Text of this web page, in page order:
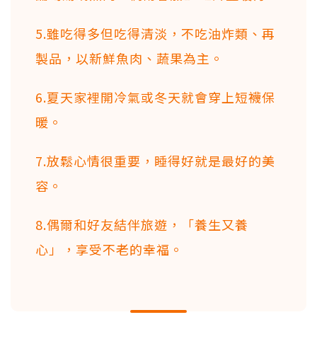
5.雖吃得多但吃得清淡，不吃油炸類、再
製品，以新鮮魚肉、蔬果為主。
6.夏天家裡開冷氣或冬天就會穿上短襪保
暖。
7.放鬆心情很重要，睡得好就是最好的美
容。
8.偶爾和好友結伴旅遊，「養生又養
心」，享受不老的幸福。